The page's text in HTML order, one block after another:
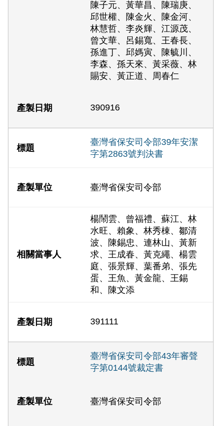
陳子元、黃華昌、陳瑞庚、
邱世權、陳金火、陳金河、
林慧哲、李炎輝、江源茂、
曾文華、呂錫寬、王春長、
孫進丁、邱媽寅、陳毓川、
李森、孫天來、黃采薇、林
賜安、黃正道、周春仁
390916
臺灣省保安司令部39年安潔
字第2863號判決書
臺灣省保安司令部
楊鬧雲、曾福禮、蘇江、林
水旺、賴象、林秀棟、鄒清
波、陳錫忠、連林山、黃新
求、王成春、黃克繩、楊雲
庭、張景輝、葉番弟、張先
蛋、王魚、黃金龍、王錫
和、陳文添
391111
臺灣省保安司令部43年審聲
字第0144號裁定書
臺灣省保安司令部